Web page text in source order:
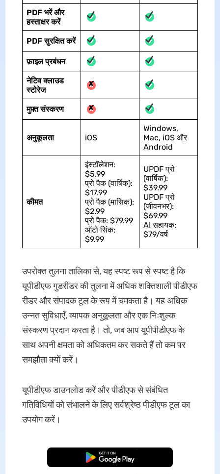
PDF भरें और
हस्ताक्षर करें
PDF सुरक्षित करें
फ़ाइल प्रबंधन
नेटिव क्लाउड
स्टोरेज
✘
मुफ़्त संस्करण ✘
अनुकूलता iOS
Windows,
Mac, iOS और
Android
कीमत
इंस्टॉलेशन:
$5.99
प्रो पैक (वार्षिक):
$17.99
प्रो पैक (मासिक):
$2.99
प्रो पैक: $79.99
ऑटो सिंक:
$9.99
UPDF प्रो
(वार्षिक):
$39.99
UPDF प्रो
(जीवनभर):
$69.99
AI सहायक:
$79/वर्ष
उपरोक्त तुलना तालिका से, यह स्पष्ट रूप से स्पष्ट है कि
यूपीडीएफ गुडरीडर की तुलना में अधिक शक्तिशाली पीडीएफ
रीडर और संपादक टूल के रूप में चमकता है। यह अधिक
उन्नत सुविधाएँ, व्यापक अनुकूलता और एक निःशुल्क
संस्करण प्रदान करता है। तो, जब आप यूपीपीडीएफ के
साथ अपनी क्षमता को अधिकतम कर सकते हैं तो कम पर
समझौता क्यों करें।
यूपीडीएफ डाउनलोड करें और पीडीएफ से संबंधित
गतिविधियों को संभालने के लिए सर्वश्रेष्ठ पीडीएफ टूल का
उपयोग करें।
मुफ्त डाउनलोड